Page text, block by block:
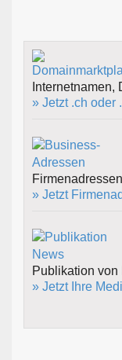
Internetnamen,
» Jetzt .ch oder
» Jetzt
Publikation von
» Jetzt Ihre